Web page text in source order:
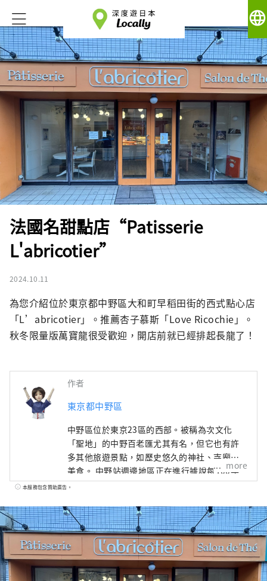
language
法國名甜點店“Patisserie
L'abricotier”
2024.10.11
為您介紹位於東京都中野區大和町早稻田街的西式點心店
「L’abricotier」。推薦杏子慕斯「Love Ricochie」。
秋冬限量版萬寶龍很受歡迎，開店前就已經排起長龍了！
作者
東京都中野區
中野區位於東京23區的西部。被稱為次文化
「聖地」的中野百老匯尤其有名，但它也有許
多其他旅遊景點，如歷史悠久的神社、寺廟和
美食。 中野站週邊地區正在進行據說每100年
一次的再開發，在城鎮發生變化的同時，中野
老式的人文氣息。這座城市的這種多樣性也與
這座城市的特徵有關，這座城市居住著來自約
120 個國家的約 17,000 人。
more
本服務包含贊助廣告。